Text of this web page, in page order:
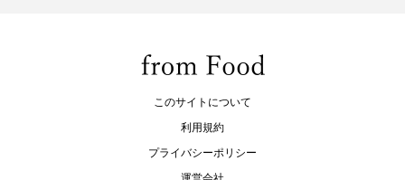
このサイトについて
利用規約
プライバシーポリシー